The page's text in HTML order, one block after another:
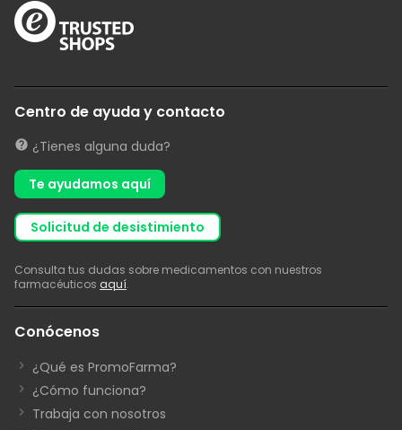
Centro de ayuda y contacto
¿Tienes alguna duda?
Te ayudamos aquí
solicitud de desistimiento
Consulta tus dudas sobre medicamentos con nuestros
farmacéuticos aquí.
Conócenos
¿Qué es PromoFarma?
¿Cómo funciona?
Trabaja con nosotros